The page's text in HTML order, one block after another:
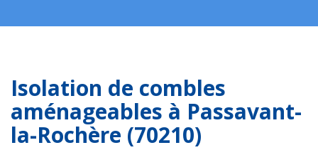
Isolation de combles
aménageables à Passavant-
la-Rochère (70210)